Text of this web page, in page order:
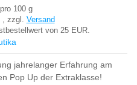
100 g
, zzgl. Versand
von 25 EUR.
jahrelanger Erfahrung am
Pop Up der Extraklasse!